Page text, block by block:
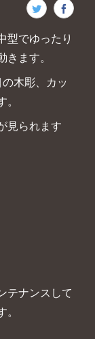
型でゆったり
ます。
木彫、カッ
見られます
テナンスして